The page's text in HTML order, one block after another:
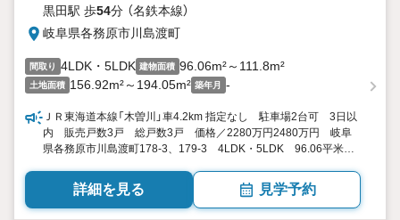
黒田駅 歩54分 （名鉄本線）
岐阜県各務原市川島渡町
間取り 4LDK・5LDK 建物面積 96.06m²～111.8m²
土地面積 156.92m²～194.05m² 築年月 -
ＪＲ東海道本線「木曽川」車4.2km 指定なし 駐車場2台可 3日以
内 販売戸数3戸 総戸数3戸 価格／2280万円2480万円 岐阜
県各務原市川島渡町178-3、179-3 4LDK・5LDK 96.06平米
詳細を見る 見学予約